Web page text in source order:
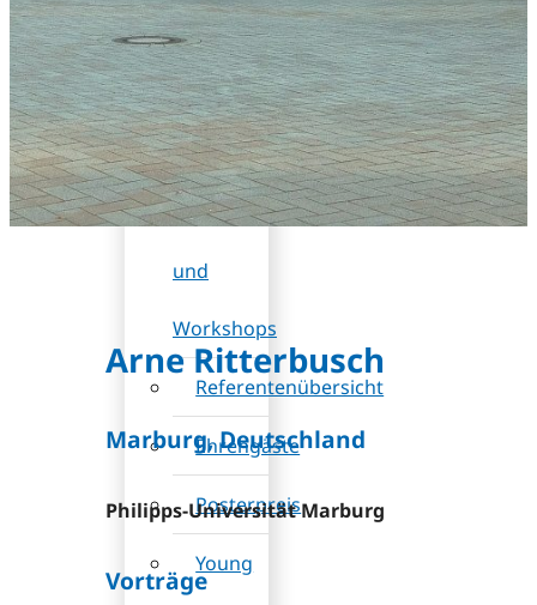
(Rabatt)
Wissenschaftliches
Programm
Sessions
und
Workshops
Referentenübersicht
Ehrengäste
Posterpreis
Young
Arne Ritterbusch
Marburg, Deutschland
Philipps-Universität Marburg
Vorträge